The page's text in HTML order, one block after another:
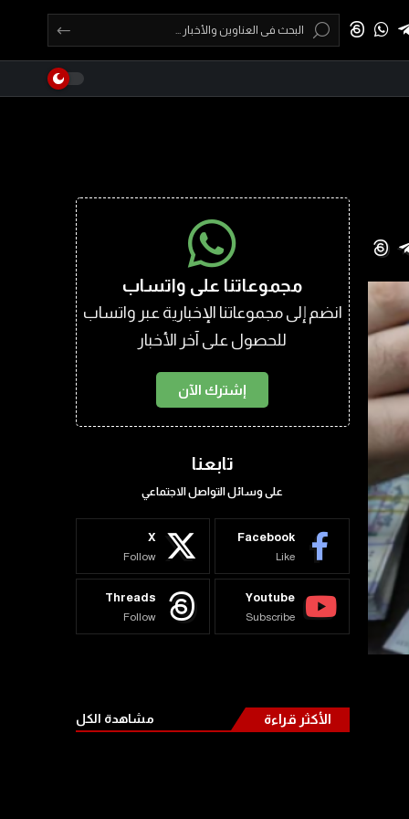
مجموعاتنا على واتساب
انضم إلى مجموعاتنا الإخبارية عبر واتساب
للحصول على آخر الأخبار
إشترك الآن
تابعنا
على وسائل التواصل الاجتماعي
Facebook
Like
X
Follow
Youtube
Subscribe
Threads
Follow
الأكثر قراءة مشاهدة الكل